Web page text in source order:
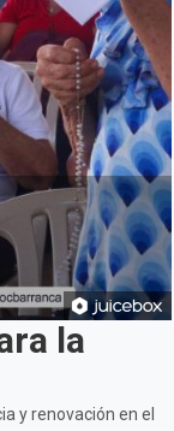
la
y renovación en el